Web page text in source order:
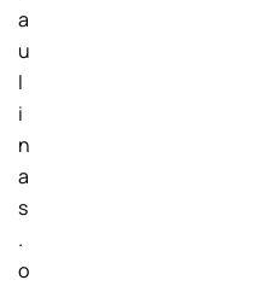
a
u
l
i
n
a
s
.
o